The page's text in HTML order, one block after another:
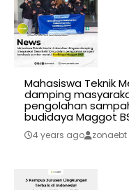
Mahasiswa Teknik
damping
pengolahan
budidaya Maggot
4 years ago zonaebt